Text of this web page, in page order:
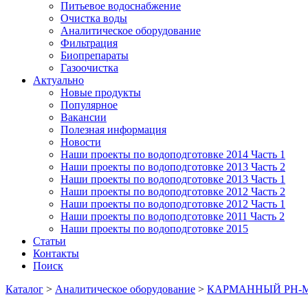
Питьевое водоснабжение
Очистка воды
Аналитическое оборудование
Фильтрация
Биопрепараты
Газоочистка
Актуально
Новые продукты
Популярное
Вакансии
Полезная информация
Новости
Наши проекты по водоподготовке 2014 Часть 1
Наши проекты по водоподготовке 2013 Часть 2
Наши проекты по водоподготовке 2013 Часть 1
Наши проекты по водоподготовке 2012 Часть 2
Наши проекты по водоподготовке 2012 Часть 1
Наши проекты по водоподготовке 2011 Часть 2
Наши проекты по водоподготовке 2015
Статьи
Контакты
Поиск
Каталог > Аналитическое оборудование > КАРМАННЫЙ PH-